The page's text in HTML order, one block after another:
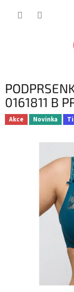
0161811 B
Akce Novinka